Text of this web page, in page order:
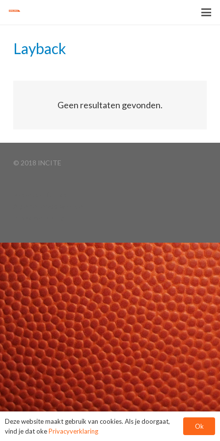
Layback
Geen resultaten gevonden.
© 2018 INCITE
Deze website maakt gebruik van cookies. Als je doorgaat,
vind je dat okePrivacyverklaring
Ok